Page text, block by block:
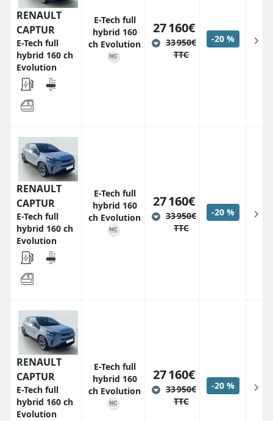
RENAULT
CAPTUR
E-Tech full
hybrid 160 ch
Evolution
E-Tech full
hybrid 160
ch Evolution
27 160€
33 950€
TTC
-20 %
RENAULT
CAPTUR
E-Tech full
hybrid 160 ch
Evolution
E-Tech full
hybrid 160
ch Evolution
27 160€
33 950€
TTC
-20 %
RENAULT
CAPTUR
E-Tech full
hybrid 160 ch
Evolution
E-Tech full
hybrid 160
ch Evolution
27 160€
33 950€
TTC
-20 %